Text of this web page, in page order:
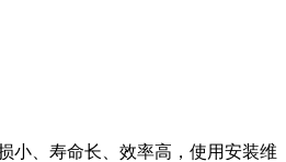
小、寿命长、效率高，使用安装维